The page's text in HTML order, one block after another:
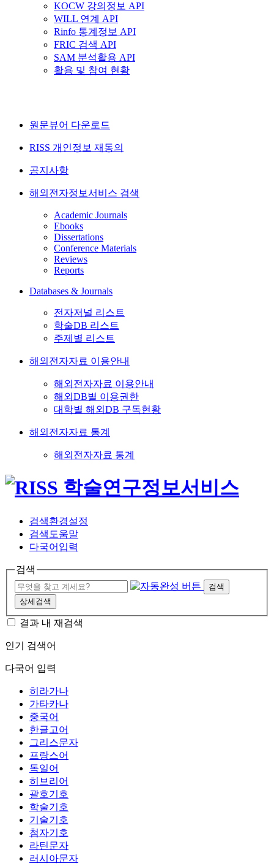
KOCW 강의정보 API
WILL 연계 API
Rinfo 통계정보 API
FRIC 검색 API
SAM 분석활용 API
활용 및 참여 현황
원문뷰어 다운로드
RISS 개인정보 재동의
공지사항
해외전자정보서비스 검색
Academic Journals
Ebooks
Dissertations
Conference Materials
Reviews
Reports
Databases & Journals
전자저널 리스트
학술DB 리스트
주제별 리스트
해외전자자료 이용안내
해외전자자료 이용안내
해외DB별 이용권한
대학별 해외DB 구독현황
해외전자자료 통계
해외전자자료 통계
검색환경설정
검색도움말
다국어입력
검색
검색
상세검색
결과 내 재검색
인기 검색어
다국어 입력
히라가나
가타카나
중국어
한글고어
그리스문자
프랑스어
독일어
히브리어
괄호기호
학술기호
기술기호
첨자기호
라틴문자
러시아문자